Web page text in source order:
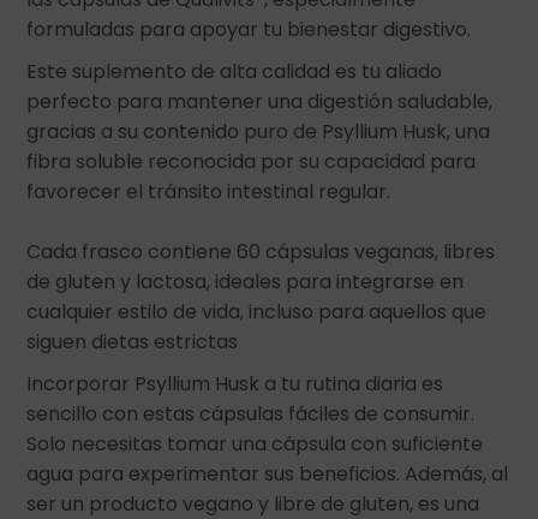
formuladas para apoyar tu bienestar digestivo.
Este suplemento de alta calidad es tu aliado
perfecto para mantener una digestión saludable,
gracias a su contenido puro de Psyllium Husk, una
fibra soluble reconocida por su capacidad para
favorecer el tránsito intestinal regular.
Cada frasco contiene 60 cápsulas veganas, libres
de gluten y lactosa, ideales para integrarse en
cualquier estilo de vida, incluso para aquellos que
siguen dietas estrictas
Incorporar Psyllium Husk a tu rutina diaria es
sencillo con estas cápsulas fáciles de consumir.
Solo necesitas tomar una cápsula con suficiente
agua para experimentar sus beneficios. Además, al
ser un producto vegano y libre de gluten, es una